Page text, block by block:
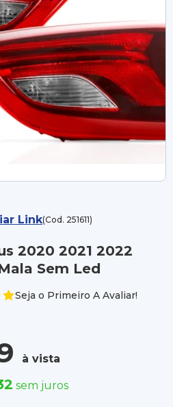
Link(Cod. 251611)
2020 2021 2022
Sem Led
Seja o Primeiro A Avaliar!
à vista
sem juros